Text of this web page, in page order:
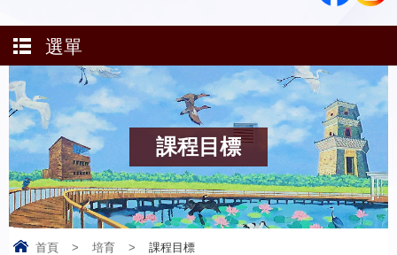
選單
課程目標
首頁 > 培育 > 課程目標